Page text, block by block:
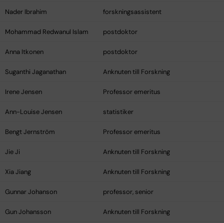
Nader Ibrahim forskningsassistent
Mohammad Redwanul Islam postdoktor
Anna Itkonen postdoktor
Suganthi Jaganathan Anknuten till Forskning
Irene Jensen Professor emeritus
Ann-Louise Jensen statistiker
Bengt Jernström Professor emeritus
Jie Ji Anknuten till Forskning
Xia Jiang Anknuten till Forskning
Gunnar Johanson professor, senior
Gun Johansson Anknuten till Forskning